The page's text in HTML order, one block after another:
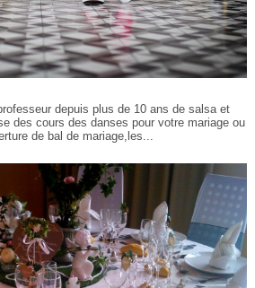
depuis plus de 10 ans de salsa et
des cours des danses pour votre mariage ou
de bal de mariage,les...